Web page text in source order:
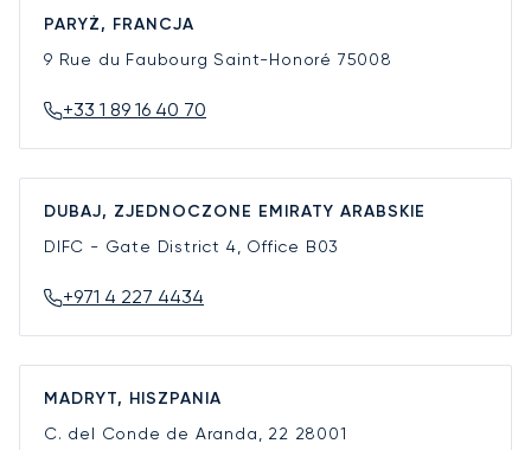
PARYŻ, FRANCJA
9 Rue du Faubourg Saint-Honoré 75008
+33 1 89 16 40 70
DUBAJ, ZJEDNOCZONE EMIRATY ARABSKIE
DIFC - Gate District 4, Office B03
+971 4 227 4434
MADRYT, HISZPANIA
C. del Conde de Aranda, 22 28001